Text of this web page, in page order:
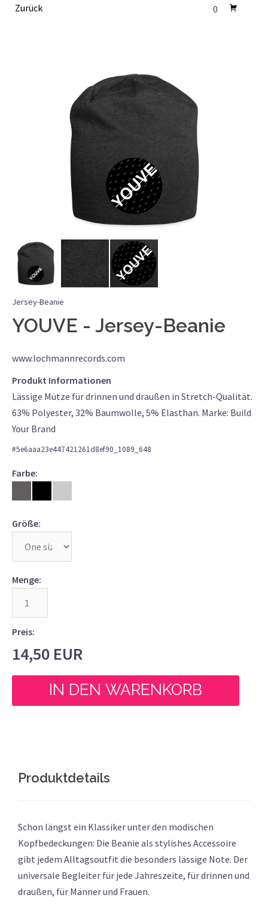
Zurück 0
Jersey-Beanie
YOUVE Jersey-Beanie
www.lochmannrecords.com
Produkt Informationen
Lässige Mütze für drinnen und draußen in Stretch-Qualität.
63% Polyester, 32% Baumwolle, 5% Elasthan. Marke: Build
Your Brand
#5e6aaa23e447421261d8ef90_1089_648
Farbe:
Größe:
Menge:
Preis:
14,50 EUR
Produktdetails
Schon längst ein Klassiker unter den modischen
Kopfbedeckungen: Die Beanie als stylishes Accessoire
gibt jedem Alltagsoutfit die besonders lässige Note. Der
universale Begleiter für jede Jahreszeite, für drinnen und
draußen, für Männer und Frauen.